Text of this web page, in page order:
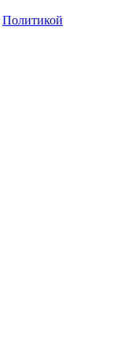
Политикой